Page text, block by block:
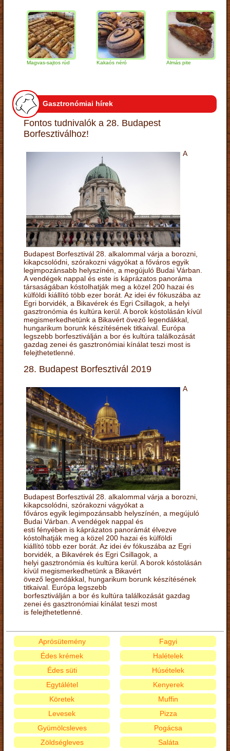
Magvas-sajtos rúd Kakaós néró Almás pite
Gasztronómiai hírek
Fontos tudnivalók a 28. Budapest
Borfesztiválhoz!
A
Budapest Borfesztivál 28. alkalommal várja a borozni,
kikapcsolódni, szórakozni vágyókat a főváros egyik
legimpozánsabb helyszínén, a megújuló Budai Várban.
A vendégek nappal és este is káprázatos panoráma
társaságában kóstolhatják meg a közel 200 hazai és
külföldi kiállító több ezer borát. Az idei év fókuszába az
Egri borvidék, a Bikavérek és Egri Csillagok, a helyi
gasztronómia és kultúra kerül. A borok kóstolásán kívül
megismerkedhetünk a Bikavért övező legendákkal,
hungarikum borunk készítésének titkaival. Európa
legszebb borfesztiválján a bor és kultúra találkozását
gazdag zenei és gasztronómiai kínálat teszi most is
felejthetetlenné.
28. Budapest Borfesztivál 2019
A
Budapest Borfesztivál 28. alkalommal várja a borozni,
kikapcsolódni, szórakozni vágyókat a
főváros egyik legimpozánsabb helyszínén, a megújuló
Budai Várban. A vendégek nappal és
esti fényében is káprázatos panorámát élvezve
kóstolhatják meg a közel 200 hazai és külföldi
kiállító több ezer borát. Az idei év fókuszába az Egri
borvidék, a Bikavérek és Egri Csillagok, a
helyi gasztronómia és kultúra kerül. A borok kóstolásán
kívül megismerkedhetünk a Bikavért
övező legendákkal, hungarikum borunk készítésének
titkaival. Európa legszebb
borfesztiválján a bor és kultúra találkozását gazdag
zenei és gasztronómiai kínálat teszi most
is felejthetetlenné.
Aprósütemény
Édes krémek
Édes süti
Egytálétel
Fagyi
Halételek
Húsételek
Kenyerek
Köretek
Levesek
Gyümölcsleves
Zöldségleves
Muffin
Pizza
Pogácsa
Saláta